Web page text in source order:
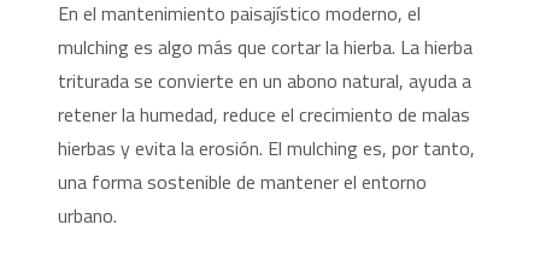
En el mantenimiento paisajístico moderno, el
mulching es algo más que cortar la hierba. La hierba
triturada se convierte en un abono natural, ayuda a
retener la humedad, reduce el crecimiento de malas
hierbas y evita la erosión. El mulching es, por tanto,
una forma sostenible de mantener el entorno
urbano.